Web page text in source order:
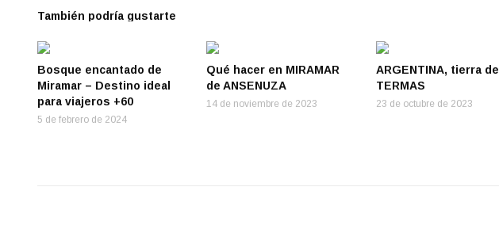
También podría gustarte
Bosque encantado de
Miramar – Destino ideal
para viajeros +60
5 de febrero de 2024
Qué hacer en MIRAMAR
de ANSENUZA
14 de noviembre de 2023
ARGENTINA, tierra de
TERMAS
23 de octubre de 2023